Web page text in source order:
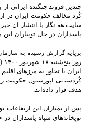
چندین فروند جنگنده ایرانی
کُرد مخالف حکومت ایران در
سایت هه نگار با انتشار ان
پاسداران در حال توپباران
ایران با تجاوز به مرزهای
کُردستانی اپوزسیون حکومت را
هدف قرار داده‌اند.
پس از بمباران این ارتفاعات
توپخانه‌های سپاه پاسداران